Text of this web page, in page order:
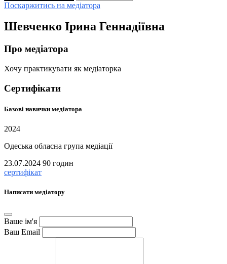
Поскаржитись на медіатора
Шевченко Ірина Геннадіївна
Про медіатора
Хочу практикувати як медіаторка
Сертифікати
Базові навички медіатора
2024
Одеська обласна група медіації
23.07.2024 90 годин
сертифікат
Написати медіатору
Ваше ім'я
Ваш Email